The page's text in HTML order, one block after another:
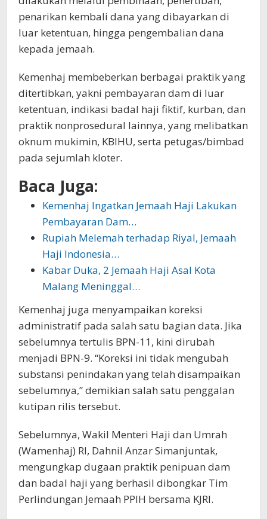
penarikan kembali dana yang dibayarkan di
luar ketentuan, hingga pengembalian dana
kepada jemaah.
Kemenhaj membeberkan berbagai praktik yang
ditertibkan, yakni pembayaran dam di luar
ketentuan, indikasi badal haji fiktif, kurban, dan
praktik nonprosedural lainnya, yang melibatkan
oknum mukimin, KBIHU, serta petugas/bimbad
pada sejumlah kloter.
Baca Juga:
Kemenhaj Ingatkan Jemaah Haji Lakukan
Pembayaran Dam…
Rupiah Melemah terhadap Riyal, Jemaah
Haji Indonesia…
Kabar Duka, 2 Jemaah Haji Asal Kota
Malang Meninggal…
Kemenhaj juga menyampaikan koreksi
administratif pada salah satu bagian data. Jika
sebelumnya tertulis BPN-11, kini dirubah
menjadi BPN-9. “Koreksi ini tidak mengubah
substansi penindakan yang telah disampaikan
sebelumnya,” demikian salah satu penggalan
kutipan rilis tersebut.
Sebelumnya, Wakil Menteri Haji dan Umrah
(Wamenhaj) RI, Dahnil Anzar Simanjuntak,
mengungkap dugaan praktik penipuan dam
dan badal haji yang berhasil dibongkar Tim
Perlindungan Jemaah PPIH bersama KJRI.